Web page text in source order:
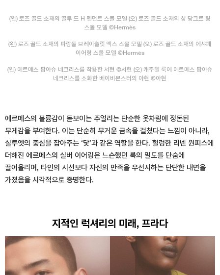
(왼) 로즈 골드 소재의 끌루 드 H 펜던트 스몰 모델 (오) 로즈 골드 소재의 샹 당크르 링
스몰 모델 ©Hermès
(왼) 로즈 골드 소재의 파랑돌 브레이슬릿 엑스 스몰 모델 (오) 로즈 골드 소재의 에샤페
이어링 스몰 모델 ©Hermès
(왼) 에르메스 팝아슈 네크리스를 착용한 서현 ©서현 (오) 캐주얼 룩에 에르메스 팝아슈
네크리스를 소화한 베이비몬스터의 아현 ©아현
에르메스의 볼륨감이 돋보이는 주얼리는 단순한 옷차림에 정돈된
무게감을 부여한다. 이는 단순히 무거운 금속을 걸쳤다는 느낌이 아니라,
실루엣의 중심을 잡아주는 ‘닻’과 같은 역할을 한다. 헐렁한 리넨 원피스에
더해진 에르메스의 실버 이어링은 느슨했던 룩의 밀도를 단숨에
끌어올리며, 타인의 시선보다 자신의 만족을 우선시하는 단단한 내면을
가졌음을 시각적으로 증명한다.
지적인 럭셔리의 미래, 프라다